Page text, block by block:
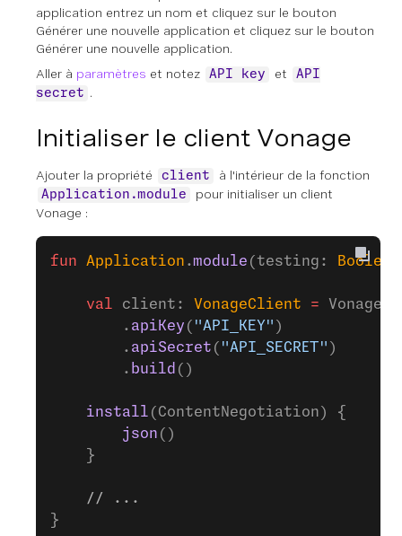
application entrez un nom et cliquez sur le bouton
Générer une nouvelle application et cliquez sur le bouton
Générer une nouvelle application.
Aller à paramètres et notez API key et
API
secret .
Initialiser le client Vonage
Ajouter la propriété client à l'intérieur de la fonction
Application.module
pour initialiser un client
Vonage :
fun Application .module (testing: Boolean
    val
client: VonageClient =
        .
apiKey ( "API_KEY" )
        .
apiSecret ( "API_SECRET" )
        .
build ()
    install
(ContentNegotiation) {
        json
()
    }
    // ...
}